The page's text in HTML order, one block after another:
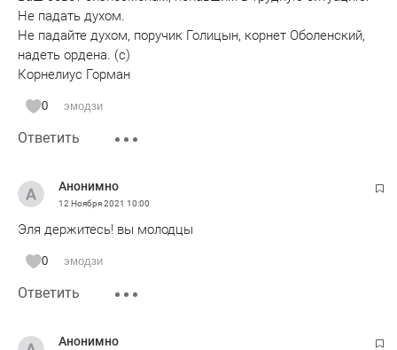
Не падать духом.
Не падайте духом, поручик Голицын, корнет Оболенский,
надеть ордена. (с)
Корнелиус Горман
0 эмодзи
Ответить
Анонимно
12 Ноября 2021 10:00
Эля держитесь! вы молодцы
0 эмодзи
Ответить
Анонимно